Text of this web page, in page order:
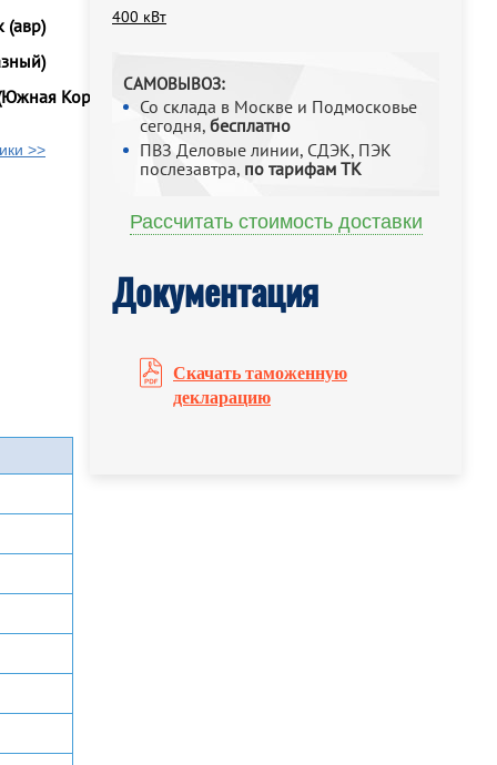
400 кВт
САМОВЫВОЗ:
Со склада в Москве и Подмосковье
сегодня, бесплатно
ПВЗ Деловые линии, СДЭК, ПЭК
послезавтра, по тарифам ТК
Рассчитать стоимость доставки
Документация
Скачать таможенную
декларацию
(авр)
Корея)
>>